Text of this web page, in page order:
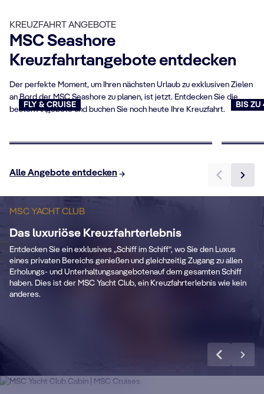
KREUZFAHRT ANGEBOTE
MSC Seashore
Kreuzfahrtangebote entdecken
Der perfekte Moment, um Ihren nächsten Urlaub zu exklusiven Zielen
an Bord der MSC Seashore zu planen, ist jetzt. Entdecken Sie die
besten Angebote und buchen Sie noch heute Ihre Kreuzfahrt.
FLY & CRUISE BIS ZU
Alle Angebote entdecken
MSC YACHT CLUB
Das luxuriöse Kreuzfahrterlebnis
Entdecken Sie ein exklusives „Schiff im Schiff“, wo Sie den Luxus
eines privaten Bereichs genießen und gleichzeitig Zugang zu allen
Erholungs- und Unterhaltungsangebotenauf dem gesamten Schiff
haben. Dies ist der MSC Yacht Club, ein Kreuzfahrterlebnis wie kein
anderes.
Premium-Getränke
Premium Extra Drink package in all ship
areas.
Genießen Sie eine luxuriöse und